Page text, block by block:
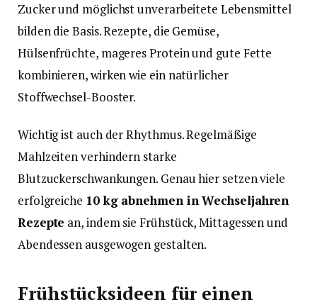
Zucker und möglichst unverarbeitete Lebensmittel
bilden die Basis. Rezepte, die Gemüse,
Hülsenfrüchte, mageres Protein und gute Fette
kombinieren, wirken wie ein natürlicher
Stoffwechsel-Booster.
Wichtig ist auch der Rhythmus. Regelmäßige
Mahlzeiten verhindern starke
Blutzuckerschwankungen. Genau hier setzen viele
erfolgreiche 10 kg abnehmen in Wechseljahren
Rezepte an, indem sie Frühstück, Mittagessen und
Abendessen ausgewogen gestalten.
Frühstücksideen für einen